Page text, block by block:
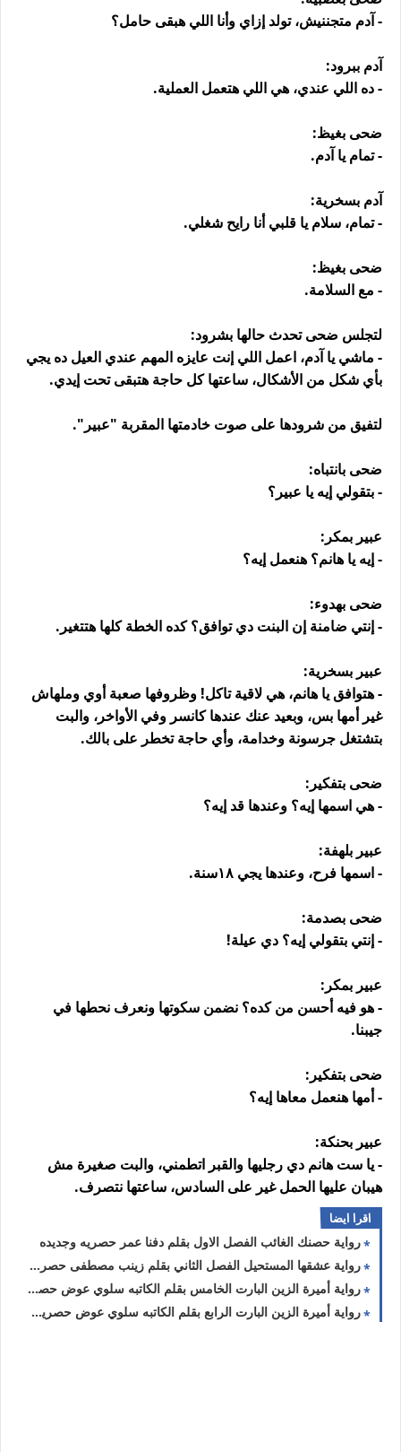
- آدم متجننيش، تولد إزاي وأنا اللي هبقى حامل؟
آدم ببرود:
- ده اللي عندي، هي اللي هتعمل العملية.
ضحى بغيظ:
- تمام يا آدم.
آدم بسخرية:
- تمام، سلام يا قلبي أنا رايح شغلي.
ضحى بغيظ:
- مع السلامة.
لتجلس ضحى تحدث حالها بشرود:
- ماشي يا آدم، اعمل اللي إنت عايزه المهم عندي العيل ده يجي
بأي شكل من الأشكال، ساعتها كل حاجة هتبقى تحت إيدي.
لتفيق من شرودها على صوت خادمتها المقربة "عبير".
ضحى بانتباه:
- بتقولي إيه يا عبير؟
عبير بمكر:
- إيه يا هانم؟ هنعمل إيه؟
ضحى بهدوء:
- إنتي ضامنة إن البنت دي توافق؟ كده الخطة كلها هتتغير.
عبير بسخرية:
- هتوافق يا هانم، هي لاقية تاكل! وظروفها صعبة أوي وملهاش
غير أمها بس، وبعيد عنك عندها كانسر وفي الأواخر، والبت
بتشتغل جرسونة وخدامة، وأي حاجة تخطر على بالك.
ضحى بتفكير:
- هي اسمها إيه؟ وعندها قد إيه؟
عبير بلهفة:
- اسمها فرح، وعندها يجي ١٨سنة.
ضحى بصدمة:
- إنتي بتقولي إيه؟ دي عيلة!
عبير بمكر:
- هو فيه أحسن من كده؟ نضمن سكوتها ونعرف نحطها في
جيبنا.
ضحى بتفكير:
- أمها هنعمل معاها إيه؟
عبير بحنكة:
- يا ست هانم دي رجليها والقبر اتطمني، والبت صغيرة مش
هيبان عليها الحمل غير على السادس، ساعتها نتصرف.
اقرا ايضا
رواية حصنك الغائب الفصل الاول بقلم دفنا عمر حصريه وجديده
رواية عشقها المستحيل الفصل الثاني بقلم زينب مصطفى حصريه وجديده
رواية أميرة الزين البارت الخامس بقلم الكاتبه سلوي عوض حصريه وجديده
رواية أميرة الزين البارت الرابع بقلم الكاتبه سلوي عوض حصريه وجديده